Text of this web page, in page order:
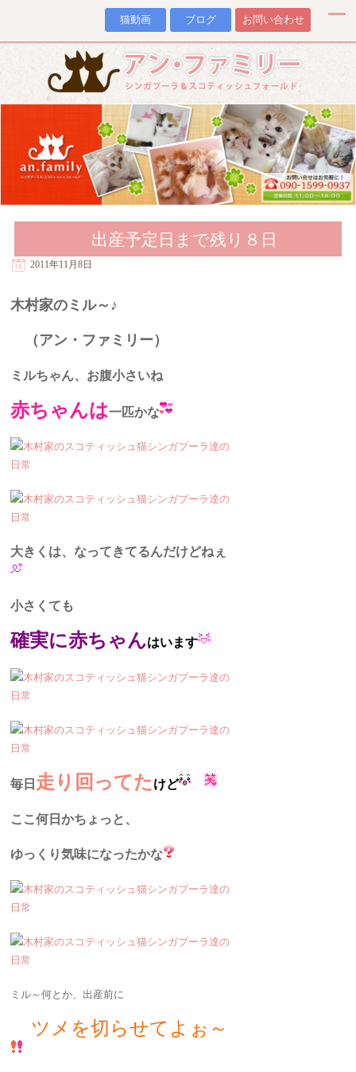
猫動画 ブログ お問い合わせ
出産予定日まで残り８日
2011年11月8日
木村家のミル～♪
（アン・ファミリー）
ミルちゃん、お腹小さいね
赤ちゃんは一匹かな
大きくは、なってきてるんだけどねぇ
小さくても
確実に赤ちゃんはいます
毎日 走り回ってた けど
ここ何日かちょっと、
ゆっくり気味になったかな
ミル～何とか、出産前に
ツメを切らせてよぉ～